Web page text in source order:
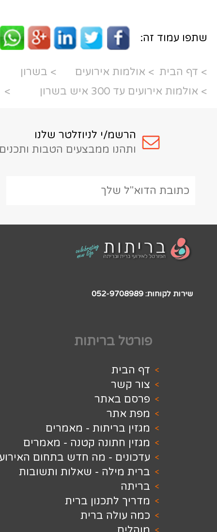
אירועים
> בשרון
>
י לניוזלטר שלנו
ממבצעים הטבות ותכנים מעניינים
052-
בריתות - מאמרים
חתונה קטנה - מאמרים
- מה חדש בתחום האירועים
- שאלות ותשובות
לתכנון ברית